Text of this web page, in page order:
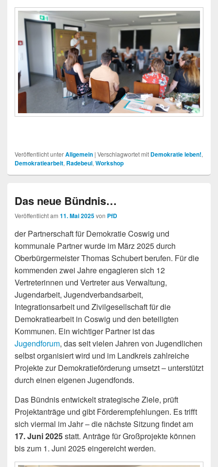
Veröffentlicht unterAllgemein | Verschlagwortet mit Demokratie leben!,
Demokratiearbeit, Radebeul, Workshop
Das neue Bündnis…
Veröffentlicht am 11. Mai 2025von PfD
der Partnerschaft für Demokratie Coswig und
kommunale Partner wurde im März 2025 durch
Oberbürgermeister Thomas Schubert berufen. Für die
kommenden zwei Jahre engagieren sich 12
Vertreterinnen und Vertreter aus Verwaltung,
Jugendarbeit, Jugendverbandsarbeit,
Integrationsarbeit und Zivilgesellschaft für die
Demokratiearbeit in Coswig und den beteiligten
Kommunen. Ein wichtiger Partner ist das
Jugendforum, das seit vielen Jahren von Jugendlichen
selbst organisiert wird und im Landkreis zahlreiche
Projekte zur Demokratieförderung umsetzt – unterstützt
durch einen eigenen Jugendfonds.
Das Bündnis entwickelt strategische Ziele, prüft
Projektanträge und gibt Förderempfehlungen. Es trifft
sich viermal im Jahr – die nächste Sitzung findet am
17. Juni 2025statt. Anträge für Großprojekte können
bis zum 1. Juni 2025 eingereicht werden.